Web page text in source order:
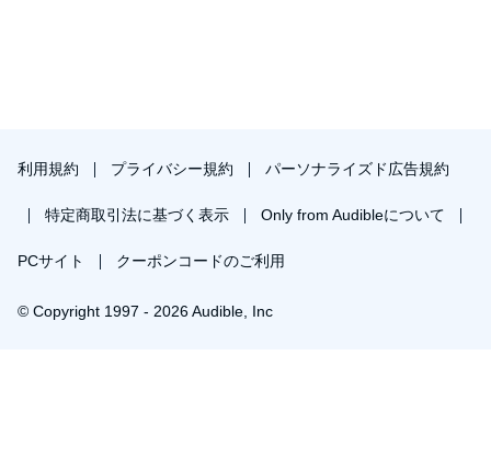
利用規約 プライバシー規約 パーソナライズド広告規約
特定商取引法に基づく表示 Only from Audibleについて
PCサイト クーポンコードのご利用
© Copyright 1997 - 2026 Audible, Inc